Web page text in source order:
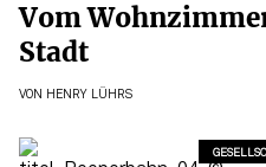
Vom
Stadt
VON HENRY LÜHRS